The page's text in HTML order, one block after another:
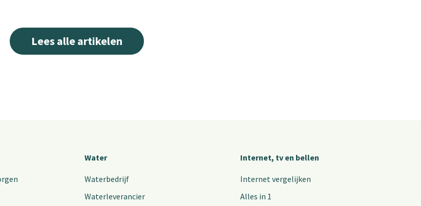
Lees alle artikelen
Water
Waterbedrijf
Waterleverancier
Internet, tv en bellen
Internet vergelijken
Alles in 1